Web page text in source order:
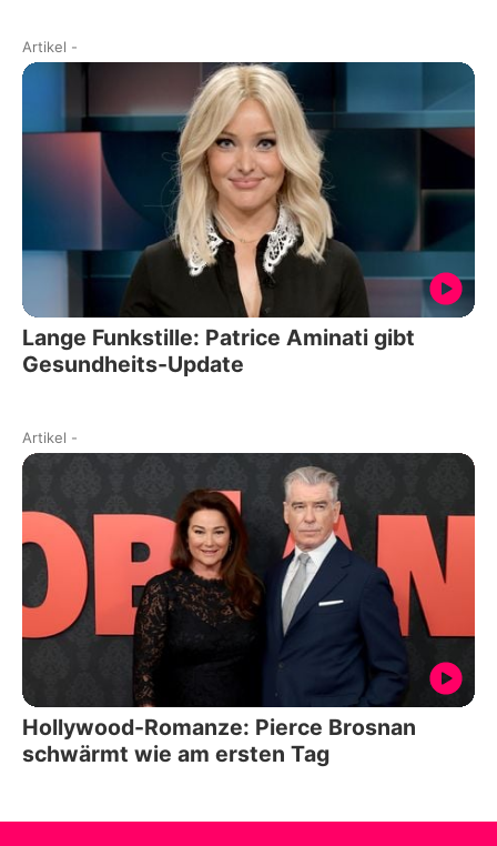
Artikel -
Lange Funkstille: Patrice Aminati gibt
Gesundheits-Update
Artikel -
Hollywood-Romanze: Pierce Brosnan
schwärmt wie am ersten Tag